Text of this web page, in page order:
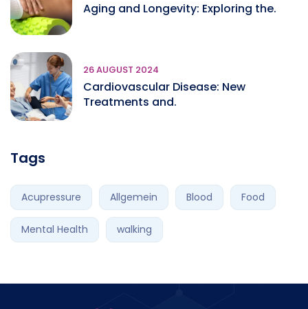
Aging and Longevity: Exploring the.
26 AUGUST 2024
Cardiovascular Disease: New
Treatments and.
Tags
Acupressure Allgemein Blood Food
Mental Health walking